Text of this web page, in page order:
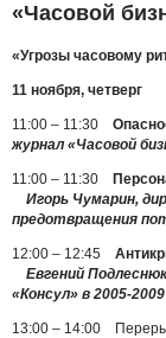
«Часовой
«Угрозы часовому
11 ноября, четверг
11:00 – 11:30
журнал «Часовой
11:00 – 11:30
Игорь Чумарин,
предотвращения
12:00 – 12:45
Евгений
«Консул» в 2005-2009
13:00 – 14:00